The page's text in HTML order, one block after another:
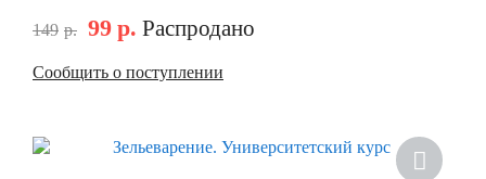
149 р. 99 р. Распродано
Сообщить о поступлении